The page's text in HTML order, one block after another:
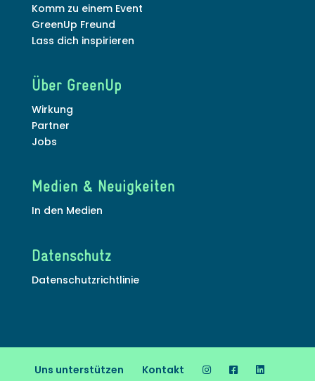
Komm zu einem Event
GreenUp Freund
Lass dich inspirieren
Über GreenUp
Wirkung
Partner
Jobs
Medien & Neuigkeiten
In den Medien
Datenschutz
Datenschutzrichtlinie
Uns unterstützen Kontakt